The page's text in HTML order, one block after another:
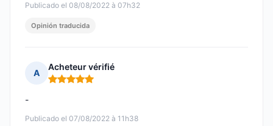
Publicado el 08/08/2022 à 07h32
Opinión traducida
A
Acheteur vérifié
Nota: 5 de 5
Publicado el 07/08/2022 à 11h38
-